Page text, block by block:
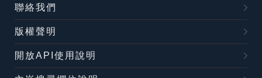
聯絡我們
版權聲明
開放API使用說明